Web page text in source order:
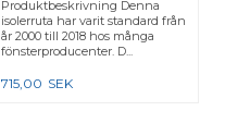
Produktbeskrivning Denna
isolerruta har varit standard från
år 2000 till 2018 hos många
fönsterproducenter. D...
715,00 SEK